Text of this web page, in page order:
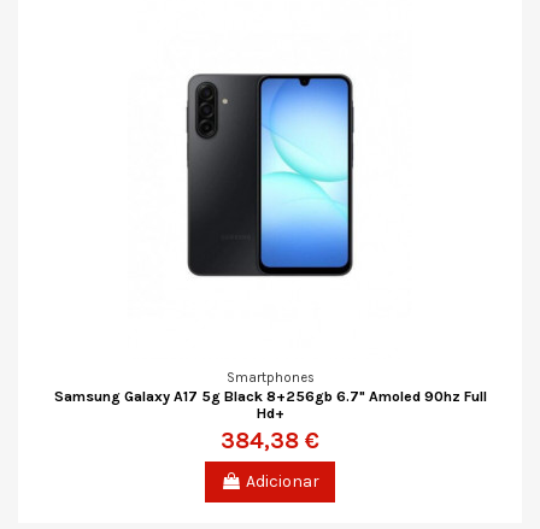
Smartphones
Samsung Galaxy A17 5g Black 8+256gb 6.7" Amoled 90hz Full
Hd+
384,38 €
Adicionar